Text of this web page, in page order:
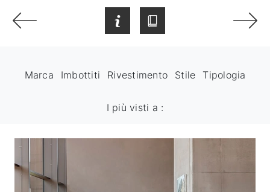
Marca Imbottiti Rivestimento Stile Tipologia
I più visti a :